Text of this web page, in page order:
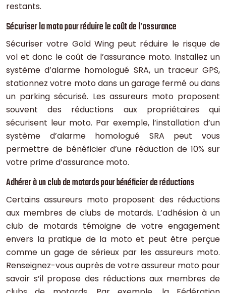
restants.
Sécuriser la moto pour réduire le coût de l’assurance
Sécuriser votre Gold Wing peut réduire le risque de
vol et donc le coût de l’assurance moto. Installez un
système d’alarme homologué SRA, un traceur GPS,
stationnez votre moto dans un garage fermé ou dans
un parking sécurisé. Les assureurs moto proposent
souvent des réductions aux propriétaires qui
sécurisent leur moto. Par exemple, l’installation d’un
système d’alarme homologué SRA peut vous
permettre de bénéficier d’une réduction de 10% sur
votre prime d’assurance moto.
Adhérer à un club de motards pour bénéficier de réductions
Certains assureurs moto proposent des réductions
aux membres de clubs de motards. L’adhésion à un
club de motards témoigne de votre engagement
envers la pratique de la moto et peut être perçue
comme un gage de sérieux par les assureurs moto.
Renseignez-vous auprès de votre assureur moto pour
savoir s’il propose des réductions aux membres de